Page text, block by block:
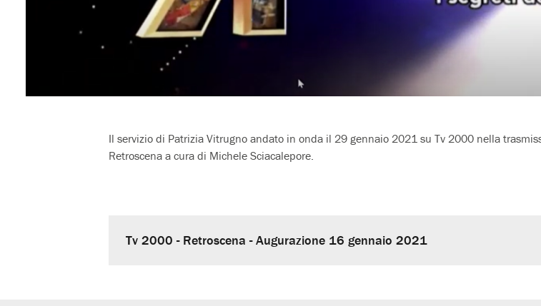
Il servizio di Patrizia Vitrugno andato in onda il 29 gennaio 2021 su Tv 2000 nella
Retroscena a cura di Michele Sciacalepore.
Tv 2000 - Retroscena - Augurazione 16 gennaio 2021